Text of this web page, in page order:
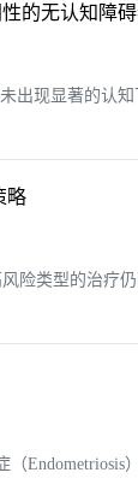
的无认知障
现显著的认
略
险类型的治